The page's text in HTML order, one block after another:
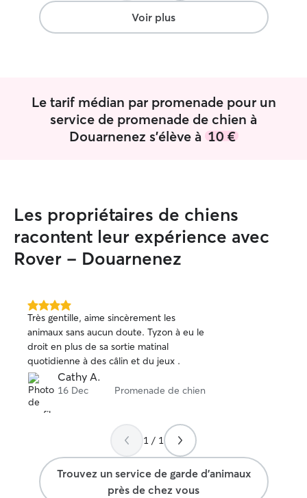
miens heureux. Je suis à votre
disposition pour échanger! À bientôt
Actuellement en recherche d’emploi,
chien plusieurs fois, je considère que
c’est à moi de m’adapter à vos
demandes et consignes afin de
Voir plus
Le tarif médian par promenade pour un
service de promenade de chien à
Douarnenez s'élève à 10 €
Les propriétaires de chiens
racontent leur expérience avec
Rover - Douarnenez
4.0 étoile(s)
sur
5
Très gentille, aime sincèrement les
animaux sans aucun doute. Tyzon à eu le
droit en plus de sa sortie matinal
quotidienne à des câlin et du jeux .
Cathy A.
16 Dec Promenade de chien
1 / 1
Trouvez un service de garde d'animaux
près de chez vous